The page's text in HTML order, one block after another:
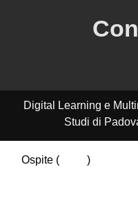
Digital Learning e
Studi di
Ospite (
)